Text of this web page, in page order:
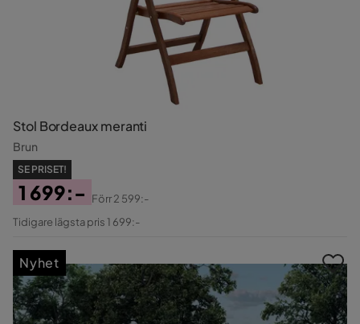
Stol Bordeaux meranti
Brun
SE PRISET!
Pris
1 699:-
Original
Förr2 599:-
Tidigare lägsta pris 1 699:-
Nyhet